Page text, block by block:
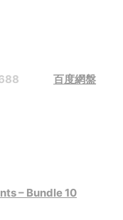
6688 百度網盤
– Bundle 10